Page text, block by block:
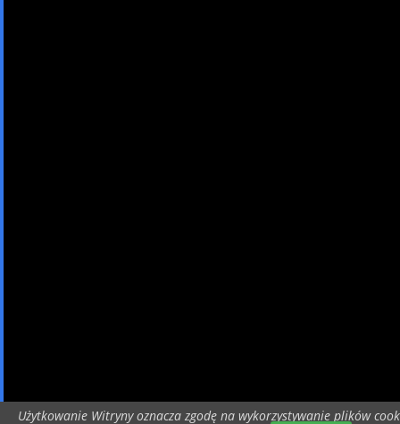
Użytkowanie Witryny oznacza zgodę na wykorzystywanie plików